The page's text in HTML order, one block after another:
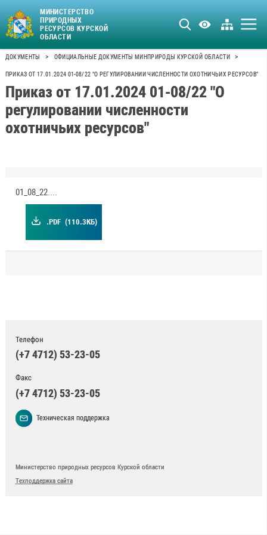
МИНИСТЕРСТВО
ПРИРОДНЫХ
РЕСУРСОВ КУРСКОЙ
ОБЛАСТИ
ДОКУМЕНТЫ > ОФИЦИАЛЬНЫЕ ДОКУМЕНТЫ МИНПРИРОДЫ КУРСКОЙ ОБЛАСТИ >
ПРИКАЗ ОТ 17.01.2024 01-08/22 "О РЕГУЛИРОВАНИИ ЧИСЛЕННОСТИ ОХОТНИЧЬИХ РЕСУРСОВ"
Приказ от 17.01.2024 01-08/22 "О
регулировании численности
охотничьих ресурсов"
01_08_22.pdf
.PDF (110.3КБ)
Телефон
(+7 4712) 53-23-05
Факс
(+7 4712) 53-23-05
Техническая поддержка
Министерство природных ресурсов Курской области
Техподдержка сайта